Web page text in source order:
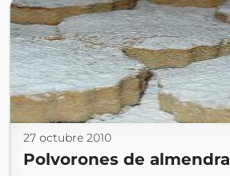
27 octubre 2010
Polvorones de almendra